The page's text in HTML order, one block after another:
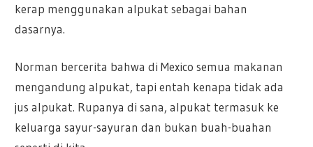
kerap menggunakan alpukat sebagai bahan
dasarnya.
Norman bercerita bahwa di Mexico semua makanan
mengandung alpukat, tapi entah kenapa tidak ada
jus alpukat. Rupanya di sana, alpukat termasuk ke
keluarga sayur-sayuran dan bukan buah-buahan